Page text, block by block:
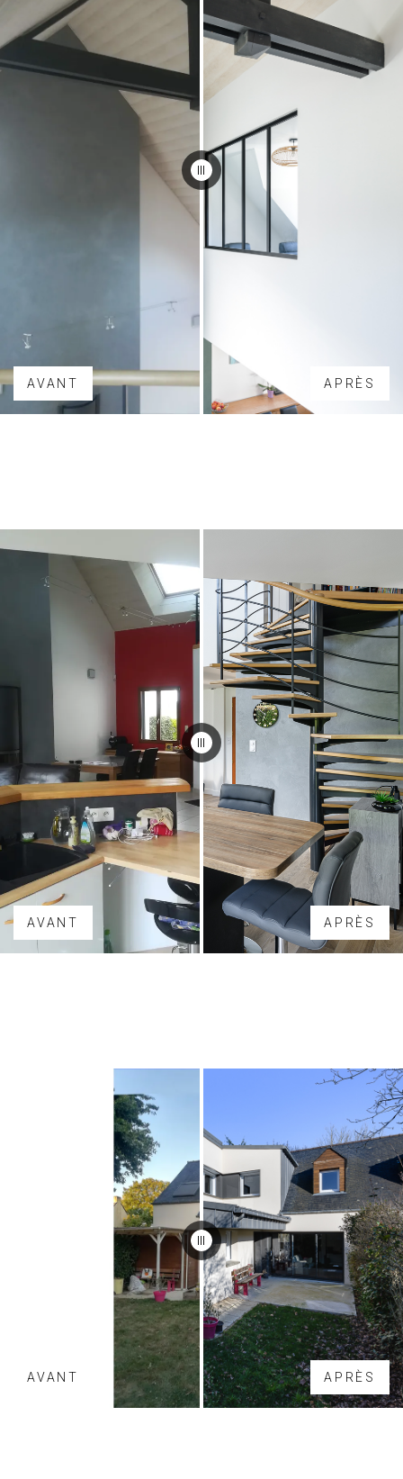
AVANT APRÈS
AVANT APRÈS
AVANT APRÈS